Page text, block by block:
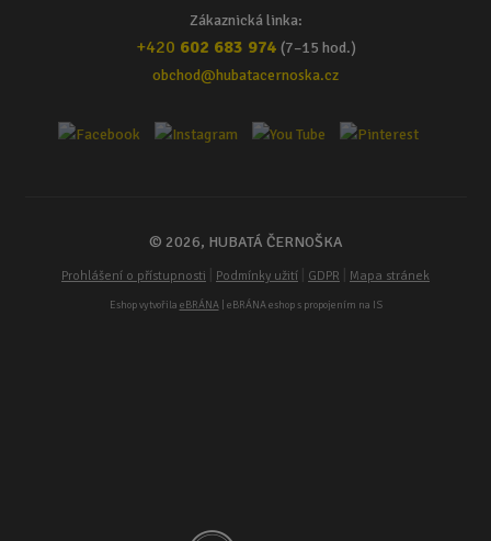
Zákaznická linka:
+420 602 683 974 (7–15 hod.)
obchod@hubatacernoska.cz
© 2026, HUBATÁ ČERNOŠKA
Prohlášení o přístupnosti Podmínky užití GDPR Mapa stránek
Eshop vytvořila eBRÁNA| eBRÁNA eshop s propojením na IS